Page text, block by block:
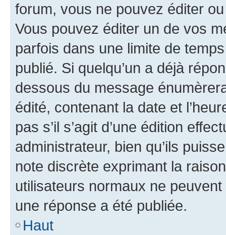
forum, vous ne pouvez éditer
Vous pouvez éditer un de vos
parfois dans une limite de
publié. Si quelqu’un a déjà
dessous du message
édité, contenant la date et
pas s’il s’agit d’une édition
administrateur, bien qu’ils
note discrète exprimant la
utilisateurs normaux ne
une réponse a été publiée.
Haut